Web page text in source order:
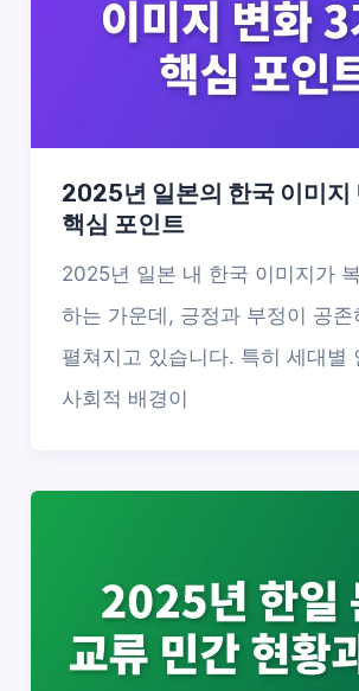
2025년 일본의 한국 이미지
핵심 포인트
2025년 일본 내 한국 이미지가
하는 가운데, 긍정과 부정이 공존
펼쳐지고 있습니다. 특히 세대별
사회적 배경이